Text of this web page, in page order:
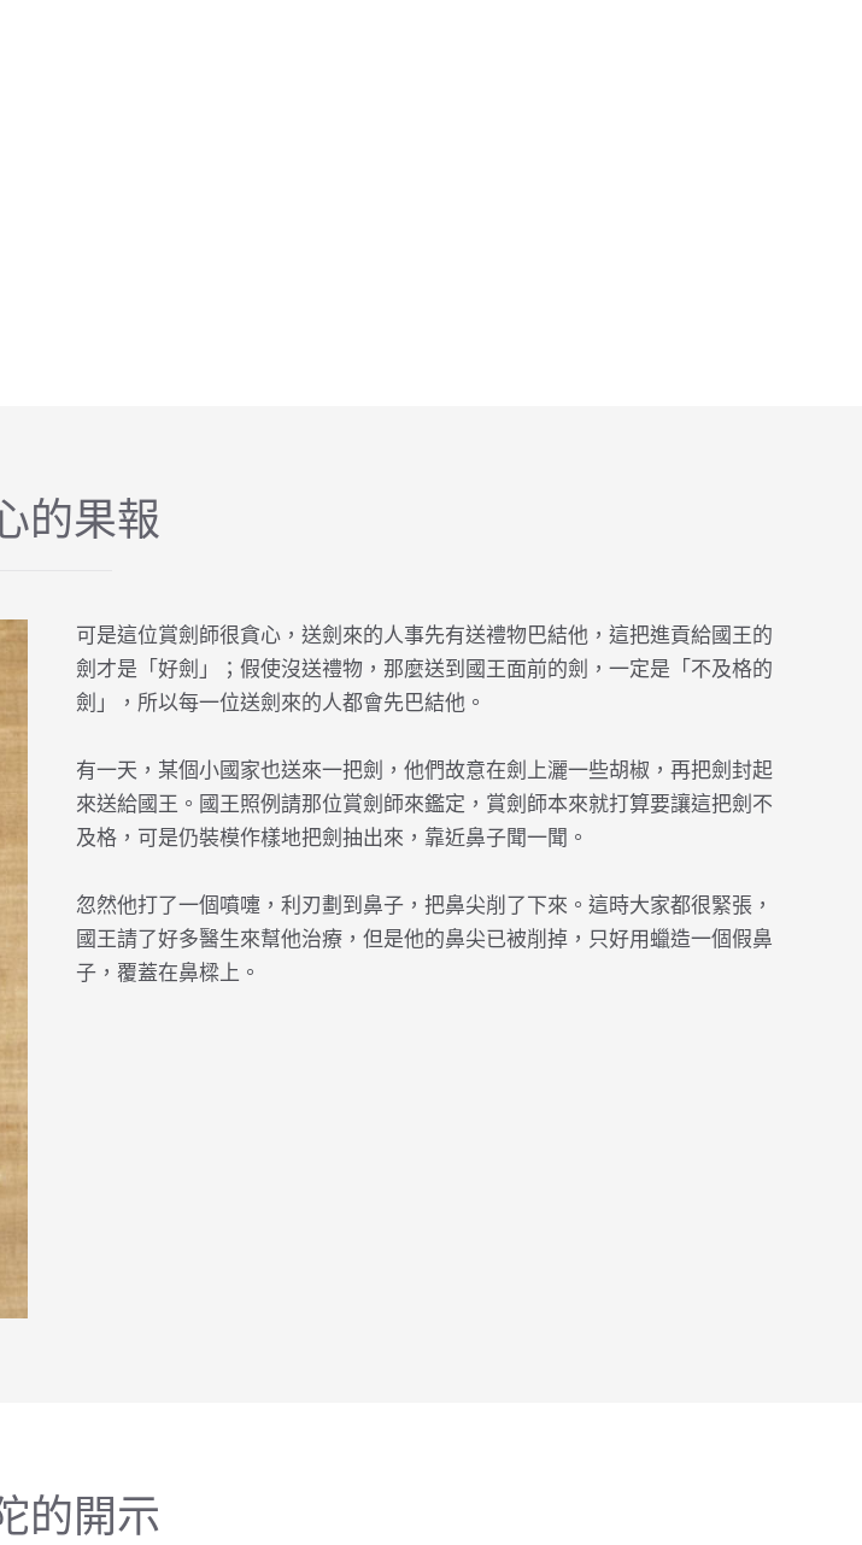
的果報
可是這位賞劍師很貪心，送劍來的人事先有送禮物巴結他，這把進貢給國王的
劍才是「好劍」；假使沒送禮物，那麼送到國王面前的劍，一定是「不及格的
劍」，所以每一位送劍來的人都會先巴結他。
有一天，某個小國家也送來一把劍，他們故意在劍上灑一些胡椒，再把劍封起
來送給國王。國王照例請那位賞劍師來鑑定，賞劍師本來就打算要讓這把劍不
及格，可是仍裝模作樣地把劍抽出來，靠近鼻子聞一聞。
忽然他打了一個噴嚏，利刃劃到鼻子，把鼻尖削了下來。這時大家都很緊張，
國王請了好多醫生來幫他治療，但是他的鼻尖已被削掉，只好用蠟造一個假鼻
子，覆蓋在鼻樑上。
的開示